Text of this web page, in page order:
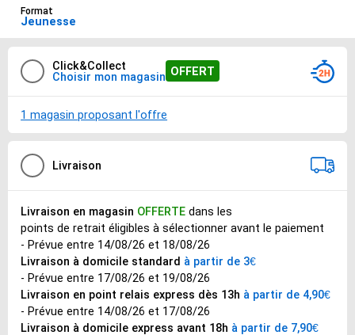
Format
Jeunesse
Options de livraison
Sélectionnez votre mode de livraison préféré
Click&Collect
Choisir mon magasin OFFERT
1 magasin proposant l'offre
Livraison
Livraison en magasin OFFERTE dans les
points de retrait éligibles à sélectionner avant le paiement
- Prévue entre 14/08/26 et 18/08/26
Livraison à domicile standard à partir de 3€
- Prévue entre 17/08/26 et 19/08/26
Livraison en point relais express dès 13h à partir de 4,90€
- Prévue entre 14/08/26 et 17/08/26
Livraison à domicile express avant 18h à partir de 7,90€